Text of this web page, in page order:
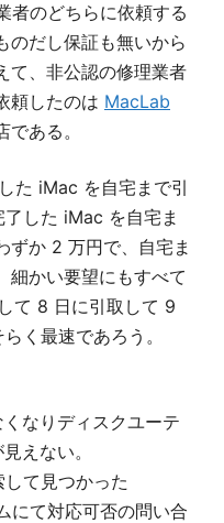
者のどちらに依頼する
のだし保証も無いから
て、非公認の修理業者
頼したのは MacLab
ある。
た iMac を自宅まで引
した iMac を自宅ま
ずか 2 万円で、自宅ま
細かい要望にもすべて
て 8 日に引取して 9
く最速であろう。
なりディスクユーテ
えない。
て見つかった
にて対応可否の問い合